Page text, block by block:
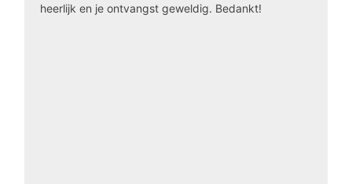
heerlijk en je ontvangst geweldig. Bedankt!